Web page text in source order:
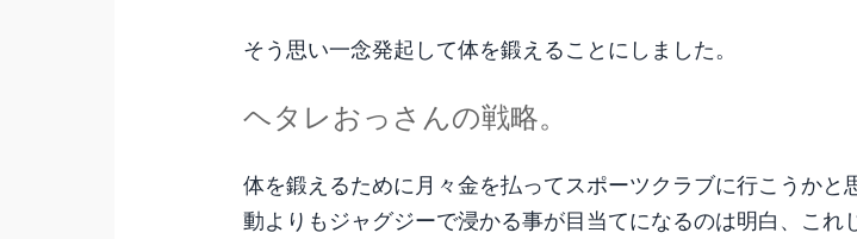
そう思い一念発起して体を鍛えることにしました。
ヘタレおっさんの戦略。
体を鍛えるために月々金を払ってスポーツクラブに行こうかと
動よりもジャグジーで浸かる事が目当てになるのは明白、これ